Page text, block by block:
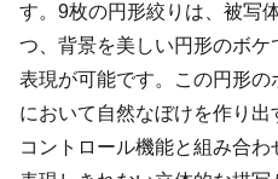
す。9枚の円形絞りは、被写
つ、背景を美しい円形のボ
表現が可能です。この円形
において自然なぼけを作り出
コントロール機能と組み合